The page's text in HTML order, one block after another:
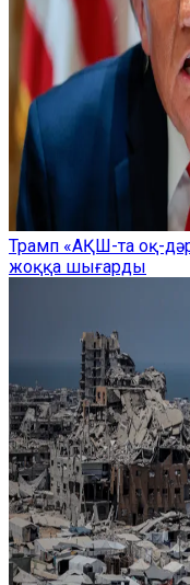
Трамп «АҚШ-та оқ-
жоққа шығарды